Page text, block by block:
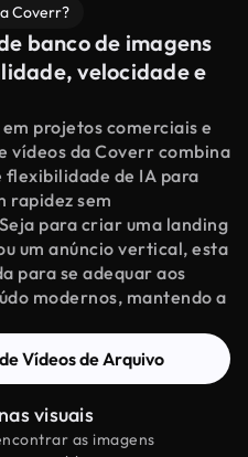
Coverr?
banco de imagens
velocidade e
projetos comerciais e
vídeos da Coverr combina
de IA para
rapidez sem
para criar uma landing
um anúncio vertical, esta
para se adequar aos
modernos, mantendo a
Vídeos de Arquivo
visuais
as imagens